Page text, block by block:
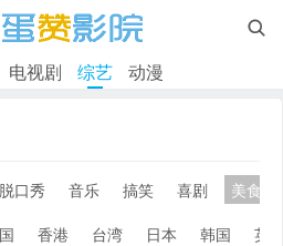

电视剧 综艺 动漫
脱口秀 音乐 搞笑 喜剧
美食
香港 台湾 日本 韩国
英